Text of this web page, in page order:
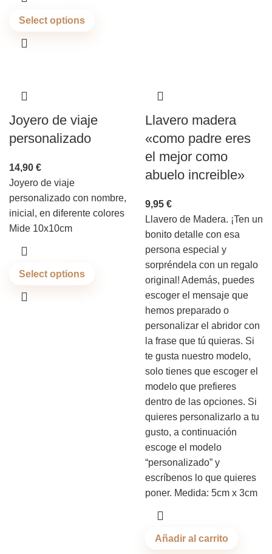
Select options
Joyero de viaje
personalizado
14,90 €
Joyero de viaje
personalizado con nombre,
inicial, en diferente colores
Mide 10x10cm
Select options
Llavero madera
«como padre eres
el mejor como
abuelo increible»
9,95 €
Llavero de Madera. ¡Ten un
bonito detalle con esa
persona especial y
sorpréndela con un regalo
original! Además, puedes
escoger el mensaje que
hemos preparado o
personalizar el abridor con
la frase que tú quieras. Si
te gusta nuestro modelo,
solo tienes que escoger el
modelo que prefieres
dentro de las opciones. Si
quieres personalizarlo a tu
gusto, a continuación
escoge el modelo
“personalizado” y
escríbenos lo que quieres
poner. Medida: 5cm x 3cm
Añadir al carrito